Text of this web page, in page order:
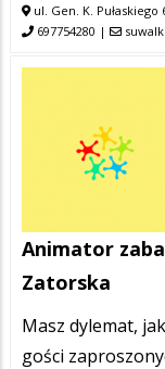
ul. Gen. K. Pułaskiego
697754280 |
Animator
Zatorska
Masz dylemat,
gości